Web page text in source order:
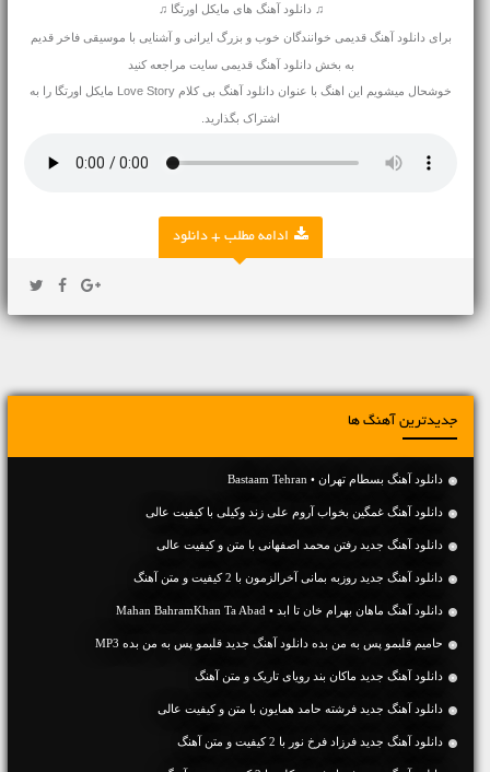
♫ دانلود آهنگ های مایکل اورتگا ♫
برای دانلود آهنگ قدیمی خوانندگان خوب و بزرگ ایرانی و آشنایی با موسیقی فاخر قدیم
به بخش دانلود آهنگ قدیمی سایت مراجعه کنید
خوشحال میشویم این اهنگ با عنوان دانلود آهنگ بی کلام Love Story مایکل اورتگا را به
اشتراک بگذارید.
ادامه مطلب + دانلود
جدیدترین آهنگ ها
دانلود آهنگ بسطام تهران • Bastaam Tehran
دانلود آهنگ غمگین بخواب آروم علی زند وکیلی با کیفیت عالی
دانلود آهنگ جديد رفتن محمد اصفهانی با متن و کیفیت عالی
دانلود آهنگ جديد روزبه بمانی آخرالزمون با 2 کیفیت و متن آهنگ
دانلود آهنگ ماهان بهرام خان تا ابد • Mahan BahramKhan Ta Abad
حامیم قلبمو پس به من بده دانلود آهنگ جدید قلبمو پس به من بده MP3
دانلود آهنگ جديد ماکان بند رویای تاریک و متن آهنگ
دانلود آهنگ جديد فرشته حامد همایون با متن و کیفیت عالی
دانلود آهنگ جديد فرزاد فرخ نور با 2 کیفیت و متن آهنگ